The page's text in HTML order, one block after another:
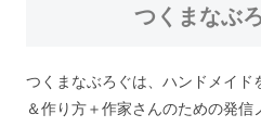
つくまなぶ
つくまなぶろぐは、ハンドメイド
＆作り方＋作家さんのための発